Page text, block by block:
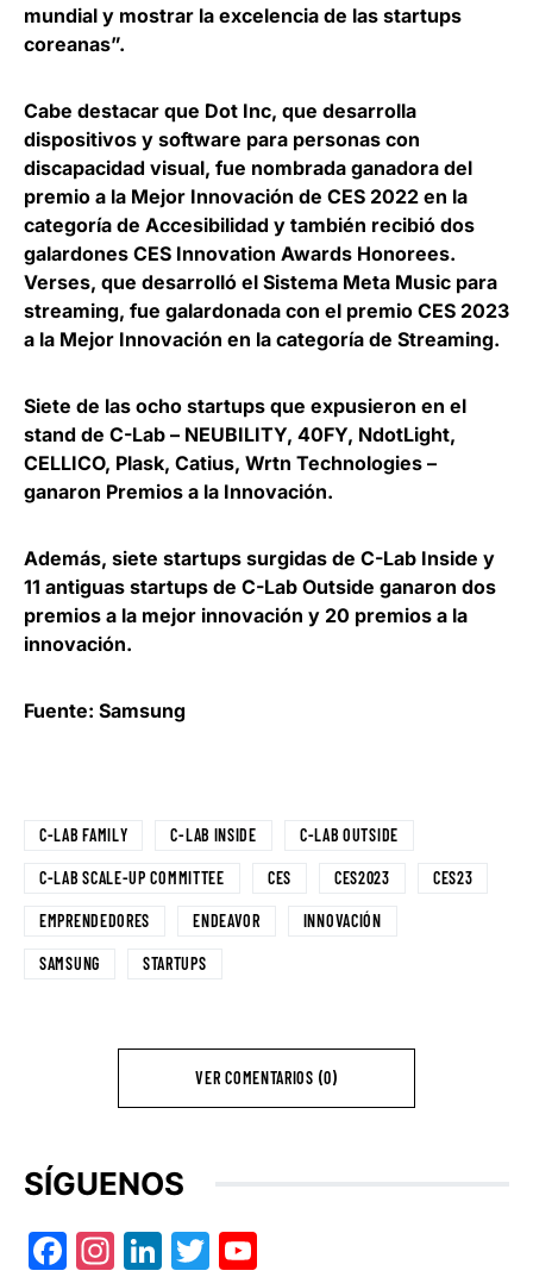
mundial y mostrar la excelencia de las startups
coreanas”.
Cabe destacar que Dot Inc, que desarrolla
dispositivos y software para personas con
discapacidad visual, fue nombrada ganadora del
premio a la Mejor Innovación de CES 2022 en la
categoría de Accesibilidad y también recibió dos
galardones CES Innovation Awards Honorees.
Verses, que desarrolló el Sistema Meta Music para
streaming, fue galardonada con el premio CES 2023
a la Mejor Innovación en la categoría de Streaming.
Siete de las ocho startups que expusieron en el
stand de C-Lab – NEUBILITY, 40FY, NdotLight,
CELLICO, Plask, Catius, Wrtn Technologies –
ganaron Premios a la Innovación.
Además, siete startups surgidas de C-Lab Inside y
11 antiguas startups de C-Lab Outside ganaron dos
premios a la mejor innovación y 20 premios a la
innovación.
Fuente: Samsung
C-LAB FAMILY C-LAB INSIDE C-LAB OUTSIDE
C-LAB SCALE-UP COMMITTEE CES CES2023 CES23
EMPRENDEDORES ENDEAVOR INNOVACIÓN
SAMSUNG STARTUPS
VER COMENTARIOS (0)
SÍGUENOS
Facebook
Instagram
LinkedIn
Twitter